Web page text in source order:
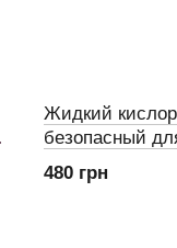
Жидкий
безопасный
Haiter, КАО,
480 грн